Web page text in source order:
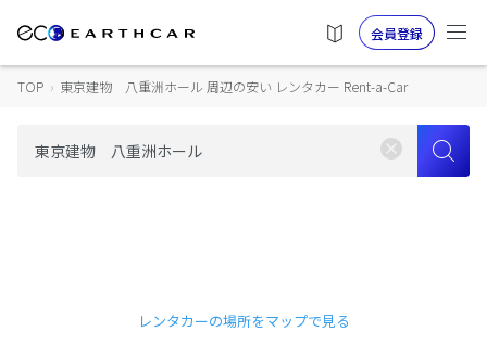
会員登録
TOP › 東京建物 八重洲ホール 周辺の安い レンタカー Rent-a-Car
レンタカーの場所をマップで見る